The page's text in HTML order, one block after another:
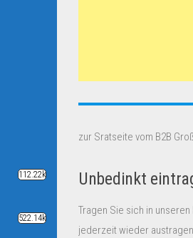
zur Sratseite vom B2B
Unbedinkt
Tragen Sie sich in
jederzeit wieder
112.22k
522.14k